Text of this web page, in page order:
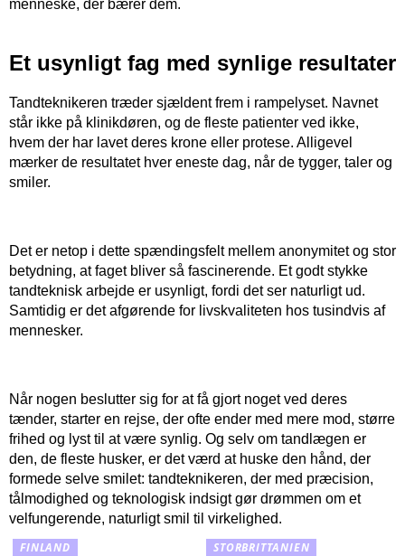
menneske, der bærer dem.
Et usynligt fag med synlige resultater
Tandteknikeren træder sjældent frem i rampelyset. Navnet
står ikke på klinikdøren, og de fleste patienter ved ikke,
hvem der har lavet deres krone eller protese. Alligevel
mærker de resultatet hver eneste dag, når de tygger, taler og
smiler.
Det er netop i dette spændingsfelt mellem anonymitet og stor
betydning, at faget bliver så fascinerende. Et godt stykke
tandteknisk arbejde er usynligt, fordi det ser naturligt ud.
Samtidig er det afgørende for livskvaliteten hos tusindvis af
mennesker.
Når nogen beslutter sig for at få gjort noget ved deres
tænder, starter en rejse, der ofte ender med mere mod, større
frihed og lyst til at være synlig. Og selv om tandlægen er
den, de fleste husker, er det værd at huske den hånd, der
formede selve smilet: tandteknikeren, der med præcision,
tålmodighed og teknologisk indsigt gør drømmen om et
velfungerende, naturligt smil til virkelighed.
FINLAND
STORBRITTANIEN